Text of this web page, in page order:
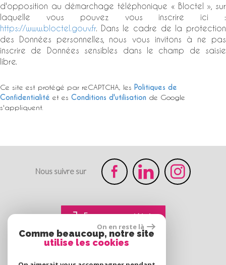
d'opposition au démarchage téléphonique « Bloctel », sur
laquelle vous pouvez vous inscrire ici :
https://www.bloctel.gouv.fr. Dans le cadre de la protection
des Données personnelles, nous vous invitons à ne pas
inscrire de Données sensibles dans le champ de saisie
libre.
Ce site est protégé par reCAPTCHA, les Politiques de
Confidentialité et es Conditions d'utilisation de Google
s'appliquent.
Nous suivre sur
Espace propriétaire
On en reste là
Comme beaucoup, notre site
utilise les cookies